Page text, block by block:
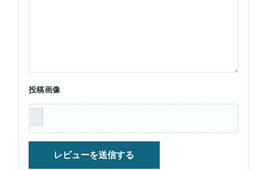
投稿画像